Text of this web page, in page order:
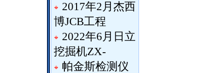
2017年2月杰西
博JCB工程
2022年6月日立
挖掘机ZX-
帕金斯检测仪